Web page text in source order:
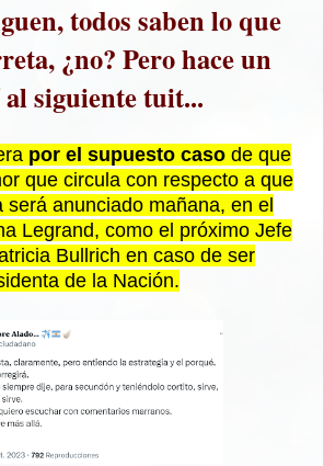
todos saben lo que
¿no? Pero hace un
siguiente tuit...
por el supuesto caso de que
que circula con respecto a que
anunciado mañana, en el
Legrand, como el próximo Jefe
Bullrich en caso de ser
de la Nación.